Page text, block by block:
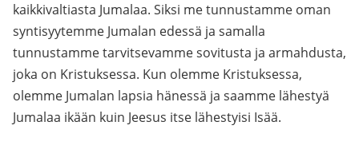
kaikkivaltiasta Jumalaa. Siksi me tunnustamme oman
syntisyytemme Jumalan edessä ja samalla
tunnustamme tarvitsevamme sovitusta ja armahdusta,
joka on Kristuksessa. Kun olemme Kristuksessa,
olemme Jumalan lapsia hänessä ja saamme lähestyä
Jumalaa ikään kuin Jeesus itse lähestyisi Isää.